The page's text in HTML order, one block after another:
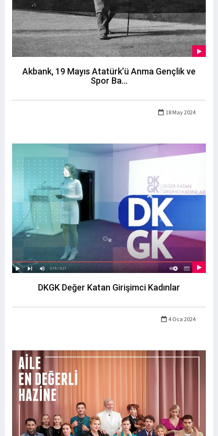
Akbank, 19 Mayıs Atatürk’ü Anma Gençlik ve
Spor Ba...
18 May 2024
DKGK Değer Katan Girişimci Kadınlar
4 Oca 2024